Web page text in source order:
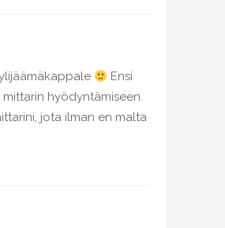
Ensi
hyödyntämiseen.
jota ilman en malta